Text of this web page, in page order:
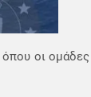
όπου οι ομάδες